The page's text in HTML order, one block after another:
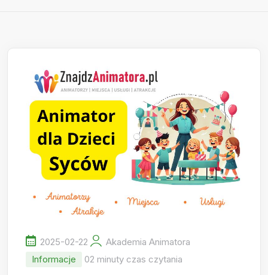
2025-02-22
Akademia Animatora
Informacje
02 minuty czas czytania